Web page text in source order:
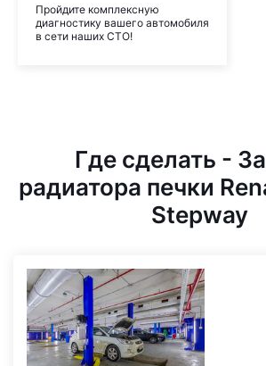
Пройдите комплексную
диагностику вашего автомобиля
в сети наших СТО!
Где сделать -
радиатора печки
Stepway